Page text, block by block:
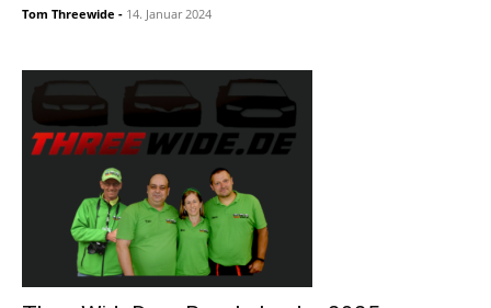
Tom Threewide - 14. Januar 2024